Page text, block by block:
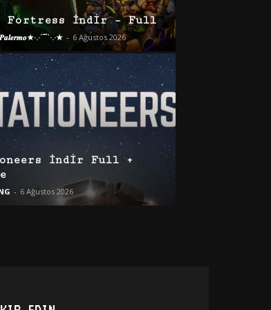
Fortress İndir – Full
- 6 Ağustos 2026
İndir Full +
- 6 Ağustos 2026